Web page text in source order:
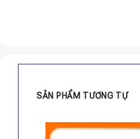
SẢN PHẨM TƯƠNG TỰ